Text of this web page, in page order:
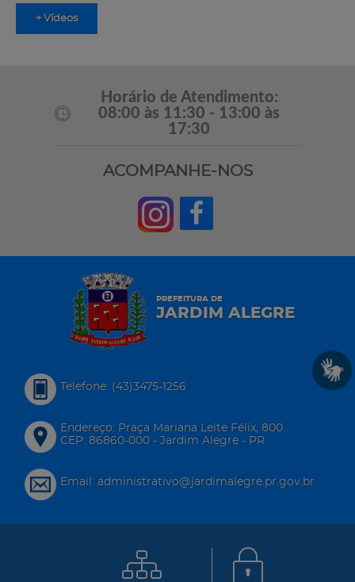
+ Vídeos
Horário de Atendimento:
08:00 às 11:30 - 13:00 às
17:30
ACOMPANHE-NOS
PREFEITURA DE
JARDIM ALEGRE
Telefone: (43)3475-1256
Endereço: Praça Mariana Leite Félix, 800
CEP: 86860-000 - Jardim Alegre - PR
Email: administrativo@jardimalegre.pr.gov.br